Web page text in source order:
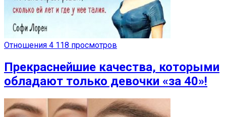
Отношения 4 118 просмотров
Прекраснейшие качества, которыми
обладают только девочки «за 40»!